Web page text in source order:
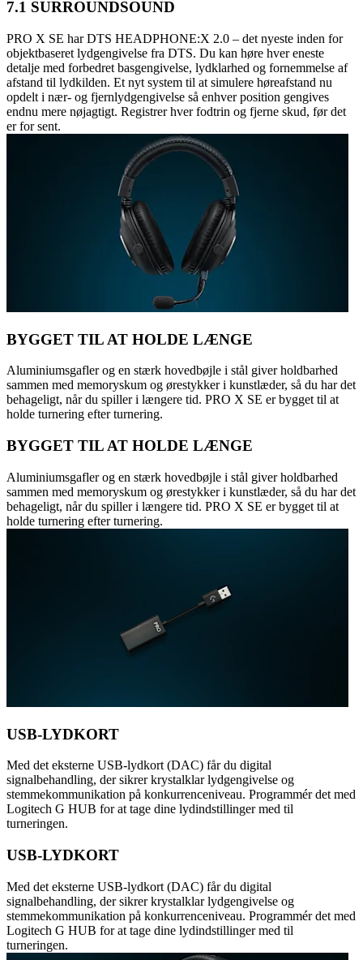
7.1 SURROUNDSOUND
PRO X SE har DTS HEADPHONE:X 2.0 – det nyeste inden for
objektbaseret lydgengivelse fra DTS. Du kan høre hver eneste
detalje med forbedret basgengivelse, lydklarhed og fornemmelse af
afstand til lydkilden. Et nyt system til at simulere høreafstand nu
opdelt i nær- og fjernlydgengivelse så enhver position gengives
endnu mere nøjagtigt. Registrer hver fodtrin og fjerne skud, før det
er for sent.
BYGGET TIL AT HOLDE LÆNGE
Aluminiumsgafler og en stærk hovedbøjle i stål giver holdbarhed
sammen med memoryskum og ørestykker i kunstlæder, så du har det
behageligt, når du spiller i længere tid. PRO X SE er bygget til at
holde turnering efter turnering.
BYGGET TIL AT HOLDE LÆNGE
Aluminiumsgafler og en stærk hovedbøjle i stål giver holdbarhed
sammen med memoryskum og ørestykker i kunstlæder, så du har det
behageligt, når du spiller i længere tid. PRO X SE er bygget til at
holde turnering efter turnering.
USB-LYDKORT
Med det eksterne USB-lydkort (DAC) får du digital
signalbehandling, der sikrer krystalklar lydgengivelse og
stemmekommunikation på konkurrenceniveau. Programmér det med
Logitech G HUB for at tage dine lydindstillinger med til
turneringen.
USB-LYDKORT
Med det eksterne USB-lydkort (DAC) får du digital
signalbehandling, der sikrer krystalklar lydgengivelse og
stemmekommunikation på konkurrenceniveau. Programmér det med
Logitech G HUB for at tage dine lydindstillinger med til
turneringen.